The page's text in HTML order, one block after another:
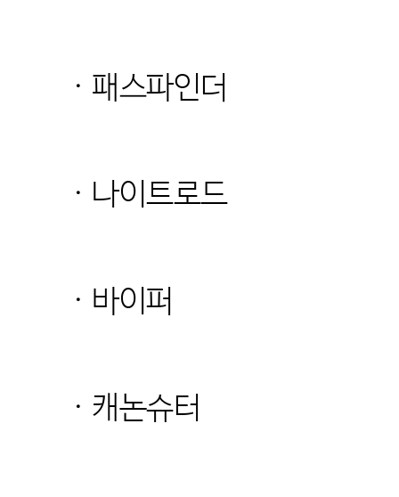
· 패스파인더
· 나이트로드
· 바이퍼
· 캐논슈터